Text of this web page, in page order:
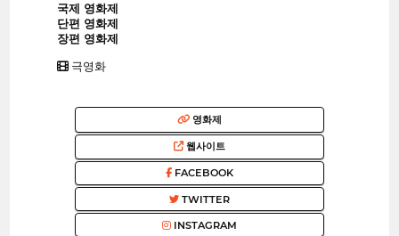
국제 영화제
단편 영화제
장편 영화제
극영화
영화제
웹사이트
FACEBOOK
TWITTER
INSTAGRAM